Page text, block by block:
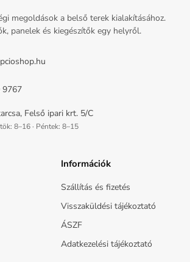
megoldások a belső terek kialakításához.
panelek és kiegészítők egy helyről.
9767
Felső ipari krt. 5/C
8–16 · Péntek: 8–15
Információk
Szállítás és fizetés
Visszaküldési tájékoztató
ÁSZF
Adatkezelési tájékoztató